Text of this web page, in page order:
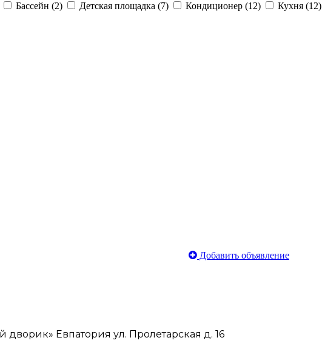
Бассейн (2) Детская площадка (7) Кондиционер (12) Кухня (12)
Добавить объявление
дворик» Евпатория ул. Пролетарская д. 16